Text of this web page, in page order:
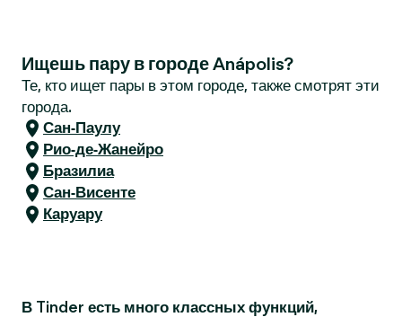
Ищешь пару в городе Anápolis?
Те, кто ищет пары в этом городе, также смотрят эти
города.
Сан-Паулу
Рио-де-Жанейро
Бразилиа
Сан-Висенте
Каруару
В Tinder есть много классных функций,